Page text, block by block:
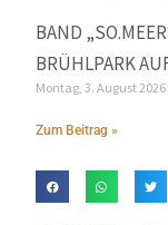
BAND
BRÜHLPARK
Montag, 3. August 2026
Zum Beitrag »